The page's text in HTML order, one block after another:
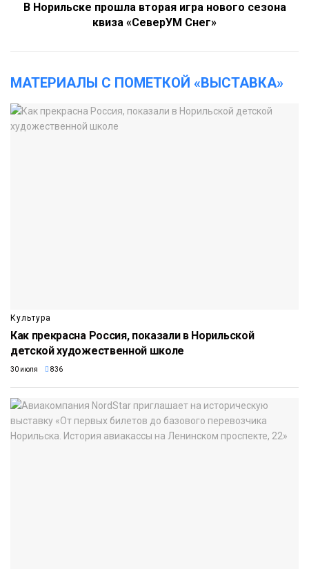
В Норильске прошла вторая игра нового сезона
квиза «СеверУМ Снег»
МАТЕРИАЛЫ С ПОМЕТКОЙ «ВЫСТАВКА»
Культура
Как прекрасна Россия, показали в Норильской
детской художественной школе
30 июля 836